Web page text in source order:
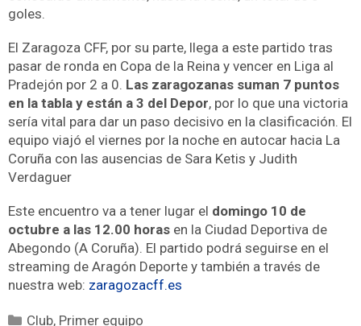
goles.
El Zaragoza CFF, por su parte, llega a este partido tras
pasar de ronda en Copa de la Reina y vencer en Liga al
Pradejón por 2 a 0. Las zaragozanas suman 7 puntos
en la tabla y están a 3 del Depor, por lo que una victoria
sería vital para dar un paso decisivo en la clasificación. El
equipo viajó el viernes por la noche en autocar hacia La
Coruña con las ausencias de Sara Ketis y Judith
Verdaguer
Este encuentro va a tener lugar el domingo 10 de
octubre a las 12.00 horas en la Ciudad Deportiva de
Abegondo (A Coruña). El partido podrá seguirse en el
streaming de Aragón Deporte y también a través de
nuestra web: zaragozacff.es
Club, Primer equipo